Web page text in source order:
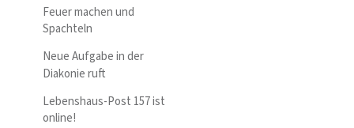
Feuer machen und
Spachteln
Neue Aufgabe in der
Diakonie ruft
Lebenshaus-Post 157 ist
online!